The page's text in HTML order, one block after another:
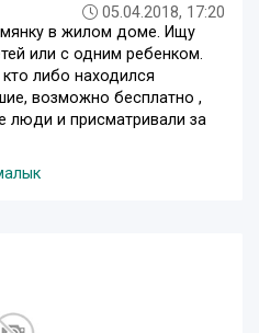
05.04.2018, 17:20
в жилом доме. Ищу
или с одним ребенком.
либо находился
возможно бесплатно ,
и присматривали за